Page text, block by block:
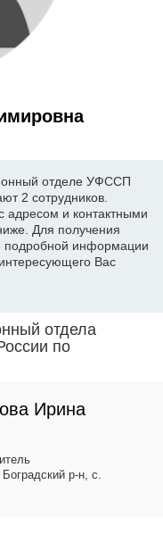
отделе УФССП
2 сотрудников.
адресом и контактными
Для получения
подробной информации
Вас
отдела
по
Ирина
р-н, с.